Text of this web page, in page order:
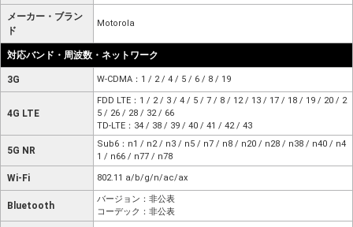
メーカー・ブラン
ド
Motorola
対応バンド・周波数・ネットワーク
3G W-CDMA：1 / 2 / 4 / 5 / 6 / 8 / 19
4G LTE
FDD LTE：1 / 2 / 3 / 4 / 5 / 7 / 8 / 12 / 13 / 17 / 18 / 19 / 20 / 2
5 / 26 / 28 / 32 / 66
TD-LTE：34 / 38 / 39 / 40 / 41 / 42 / 43
5G NR
Sub6：n1 / n2 / n3 / n5 / n7 / n8 / n20 / n28 / n38 / n40 / n4
1 / n66 / n77 / n78
Wi-Fi 802.11 a/b/g/n/ac/ax
Bluetooth
バージョン：非公表
コーデック：非公表